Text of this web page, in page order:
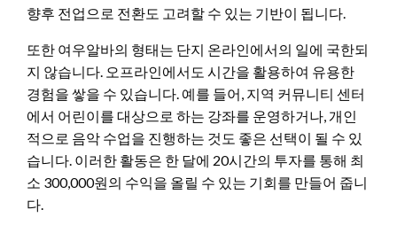
향후 전업으로 전환도 고려할 수 있는 기반이 됩니다.
또한 여우알바의 형태는 단지 온라인에서의 일에 국한되
지 않습니다. 오프라인에서도 시간을 활용하여 유용한
경험을 쌓을 수 있습니다. 예를 들어, 지역 커뮤니티 센터
에서 어린이를 대상으로 하는 강좌를 운영하거나, 개인
적으로 음악 수업을 진행하는 것도 좋은 선택이 될 수 있
습니다. 이러한 활동은 한 달에 20시간의 투자를 통해 최
소 300,000원의 수익을 올릴 수 있는 기회를 만들어 줍니
다.